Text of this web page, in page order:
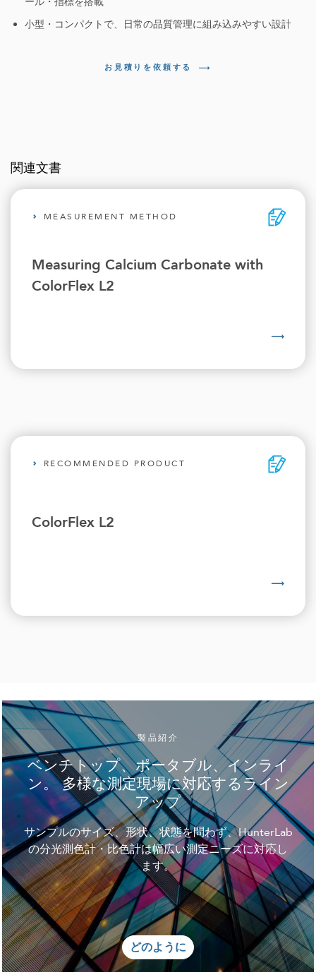
小型・コンパクトで、日常の品質管理に組み込みやすい設計
お見積りを依頼する
関連文書
MEASUREMENT METHOD
Measuring Calcium Carbonate with
ColorFlex L2
RECOMMENDED PRODUCT
ColorFlex L2
製品紹介
ベンチトップ、ポータブル、インライ
ン。 多様な測定現場に対応するライン
アップ
サンプルのサイズ、形状、状態を問わず、HunterLab
の分光測色計・比色計は幅広い測定ニーズに対応し
ます。
どのように